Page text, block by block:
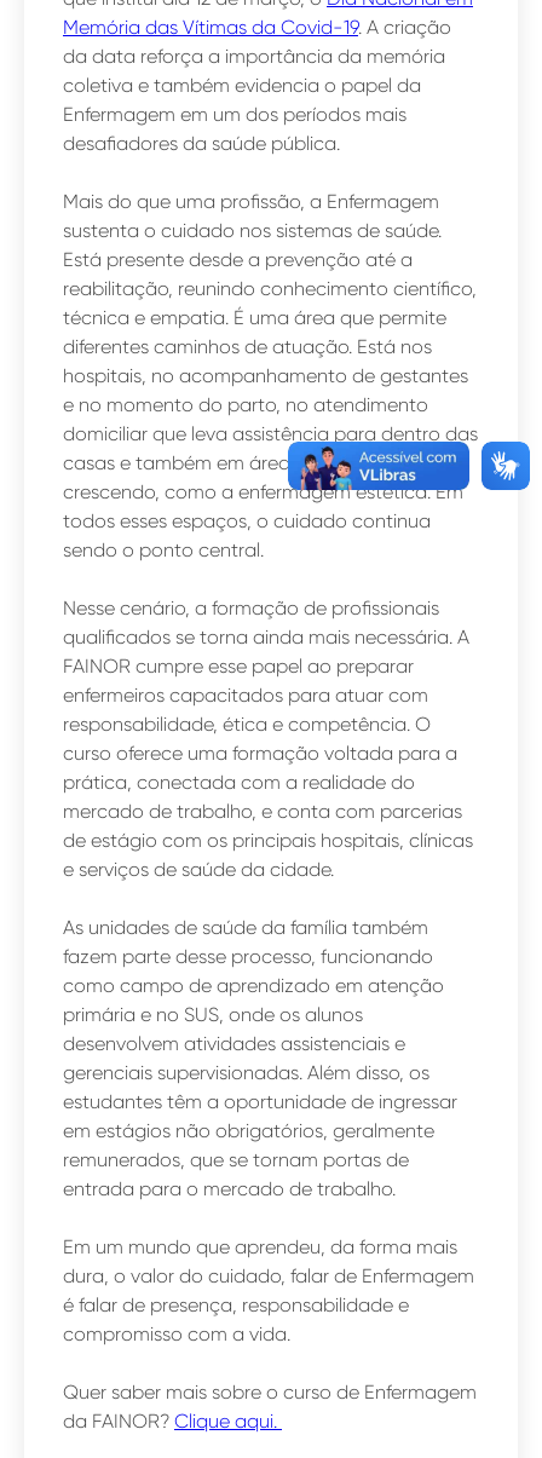
Memória das Vítimas da Covid-19. A criação
da data reforça a importância da memória
coletiva e também evidencia o papel da
Enfermagem em um dos períodos mais
desafiadores da saúde pública.
Mais do que uma profissão, a Enfermagem
sustenta o cuidado nos sistemas de saúde.
Está presente desde a prevenção até a
reabilitação, reunindo conhecimento científico,
técnica e empatia. É uma área que permite
diferentes caminhos de atuação. Está nos
hospitais, no acompanhamento de gestantes
e no momento do parto, no atendimento
domiciliar que leva assistência para dentro das
casas e também em áreas que vêm
crescendo, como a enfermagem estética. Em
todos esses espaços, o cuidado continua
sendo o ponto central.
Nesse cenário, a formação de profissionais
qualificados se torna ainda mais necessária. A
FAINOR cumpre esse papel ao preparar
enfermeiros capacitados para atuar com
responsabilidade, ética e competência. O
curso oferece uma formação voltada para a
prática, conectada com a realidade do
mercado de trabalho, e conta com parcerias
de estágio com os principais hospitais, clínicas
e serviços de saúde da cidade.
As unidades de saúde da família também
fazem parte desse processo, funcionando
como campo de aprendizado em atenção
primária e no SUS, onde os alunos
desenvolvem atividades assistenciais e
gerenciais supervisionadas. Além disso, os
estudantes têm a oportunidade de ingressar
em estágios não obrigatórios, geralmente
remunerados, que se tornam portas de
entrada para o mercado de trabalho.
Em um mundo que aprendeu, da forma mais
dura, o valor do cuidado, falar de Enfermagem
é falar de presença, responsabilidade e
compromisso com a vida.
Quer saber mais sobre o curso de Enfermagem
da FAINOR? Clique aqui.